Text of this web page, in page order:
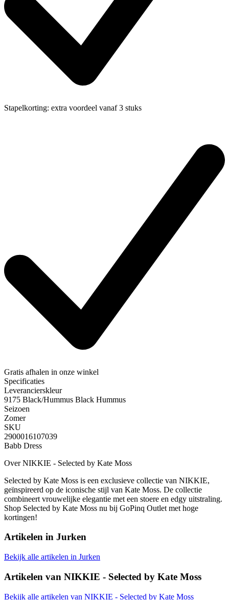
Stapelkorting: extra voordeel vanaf 3 stuks
Gratis afhalen in onze winkel
Specificaties
Leverancierskleur
9175 Black/Hummus Black Hummus
Seizoen
Zomer
SKU
2900016107039
Babb Dress
Over NIKKIE - Selected by Kate Moss
Selected by Kate Moss is een exclusieve collectie van NIKKIE,
geïnspireerd op de iconische stijl van Kate Moss. De collectie
combineert vrouwelijke elegantie met een stoere en edgy uitstraling.
Shop Selected by Kate Moss nu bij GoPinq Outlet met hoge
kortingen!
Artikelen in Jurken
Bekijk alle artikelen in Jurken
Artikelen van NIKKIE - Selected by Kate Moss
Bekijk alle artikelen van NIKKIE - Selected by Kate Moss